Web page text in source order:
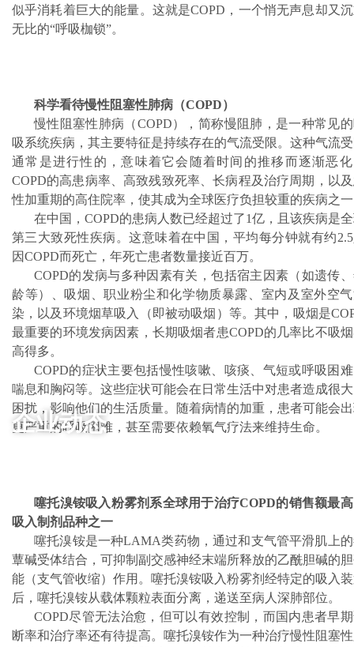
企业动态
似乎消耗着巨大的能量。这就是COPD，一个悄无声息却又
无比的“呼吸枷锁”。
科学看待慢性阻塞性肺病（COPD）
慢性阻塞性肺病（COPD），简称慢阻肺，是一种常见
吸系统疾病，其主要特征是持续存在的气流受限。这种气流
通常是进行性的，意味着它会随着时间的推移而逐渐恶
COPD的高患病率、高致残致死率、长病程及治疗周期，以
性加重期的高住院率，使其成为全球医疗负担较重的疾病之
在中国，COPD的患病人数已经超过了1亿，且该疾病是
第三大致死性疾病。这意味着在中国，平均每分钟就有约
因COPD而死亡，年死亡患者数量接近百万。
COPD的发病与多种因素有关，包括宿主因素（如遗传
龄等）、吸烟、职业粉尘和化学物质暴露、室内及室外空
染，以及环境烟草吸入（即被动吸烟）等。其中，吸烟是
最重要的环境发病因素，长期吸烟者患COPD的几率比不吸
高得多。
COPD的症状主要包括慢性咳嗽、咳痰、气短或呼吸困
喘息和胸闷等。这些症状可能会在日常生活中对患者造成很
困扰，影响他们的生活质量。随着病情的加重，患者可能会
更严重的呼吸困难，甚至需要依赖氧气疗法来维持生命。
噻托溴铵吸入粉雾剂系全球用于治疗COPD的销售额最
吸入制剂品种之一
噻托溴铵是一种LAMA类药物，通过和支气管平滑肌上
蕈碱受体结合，可抑制副交感神经末端所释放的乙酰胆碱的
能（支气管收缩）作用。噻托溴铵吸入粉雾剂经特定的吸入
后，噻托溴铵从载体颗粒表面分离，递送至病人深肺部位。
COPD尽管无法治愈，但可以有效控制，而国内患者早
断率和治疗率还有待提高。噻托溴铵作为一种治疗慢性阻塞